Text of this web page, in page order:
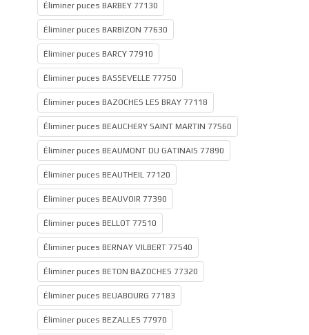
Éliminer puces BARBEY 77130
Éliminer puces BARBIZON 77630
Éliminer puces BARCY 77910
Éliminer puces BASSEVELLE 77750
Éliminer puces BAZOCHES LES BRAY 77118
Éliminer puces BEAUCHERY SAINT MARTIN 77560
Éliminer puces BEAUMONT DU GATINAIS 77890
Éliminer puces BEAUTHEIL 77120
Éliminer puces BEAUVOIR 77390
Éliminer puces BELLOT 77510
Éliminer puces BERNAY VILBERT 77540
Éliminer puces BETON BAZOCHES 77320
Éliminer puces BEUABOURG 77183
Éliminer puces BEZALLES 77970